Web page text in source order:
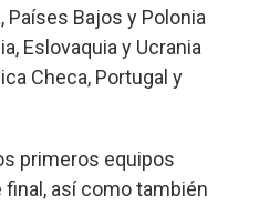
Países Bajos y Polonia
Eslovaquia y Ucrania
Checa, Portugal y
primeros equipos
así como también